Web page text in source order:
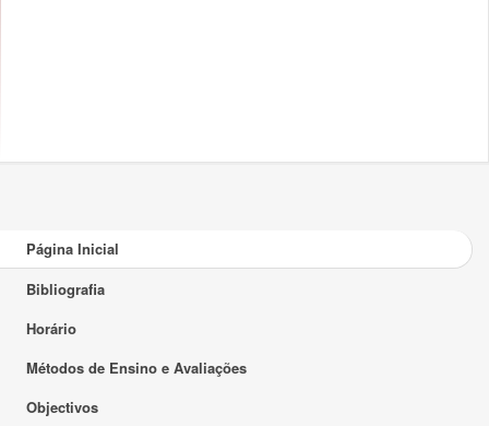
Página Inicial
Bibliografia
Horário
Métodos de Ensino e Avaliações
Objectivos